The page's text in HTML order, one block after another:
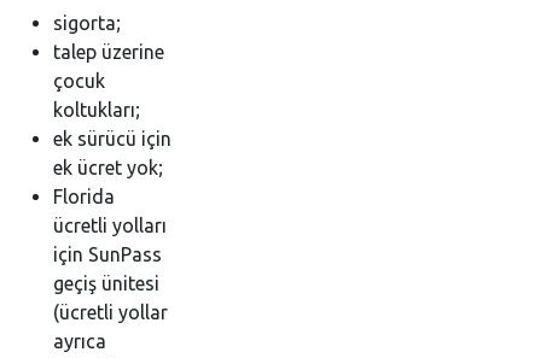
sigorta;
talep üzerine
çocuk
koltukları;
ek sürücü için
ek ücret yok;
Florida
ücretli yolları
için SunPass
geçiş ünitesi
(ücretli yollar
ayrıca